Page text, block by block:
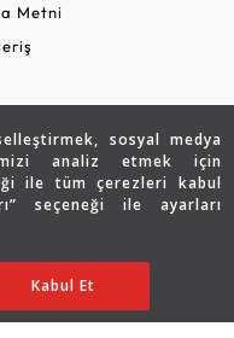
sosyal medya
analiz etmek için
ile tüm çerezleri kabul
seçeneği ile ayarları
Ayarları Düzenle
Kabul Et
SATIN ALIN
Metni
Bu sitenin tüm hakları